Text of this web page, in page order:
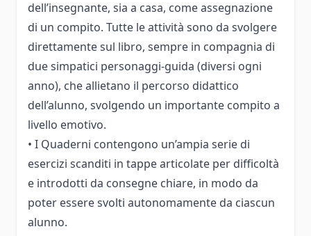
dell’insegnante, sia a casa, come assegnazione
di un compito. Tutte le attività sono da svolgere
direttamente sul libro, sempre in compagnia di
due simpatici personaggi-guida (diversi ogni
anno), che allietano il percorso didattico
dell’alunno, svolgendo un importante compito a
livello emotivo.
• I Quaderni contengono un’ampia serie di
esercizi scanditi in tappe articolate per difficoltà
e introdotti da consegne chiare, in modo da
poter essere svolti autonomamente da ciascun
alunno.